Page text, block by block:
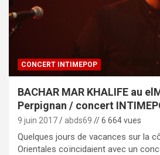
CONCERT INTIMEPOP
BACHAR MAR KHALIFE au
Perpignan / concert
9 juin 2017 abds69 // 6 664 vues
Quelques jours de vacances sur la
Orientales coïncidaient avec un